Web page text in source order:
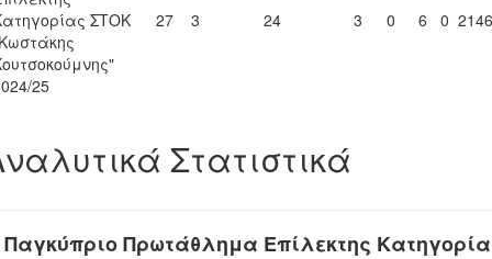
ΣΤΟΚ
25
27 3 24 3 0 6 0 2146
Στατιστικά
Παγκύπριο Πρωτάθλημα Επίλεκτης